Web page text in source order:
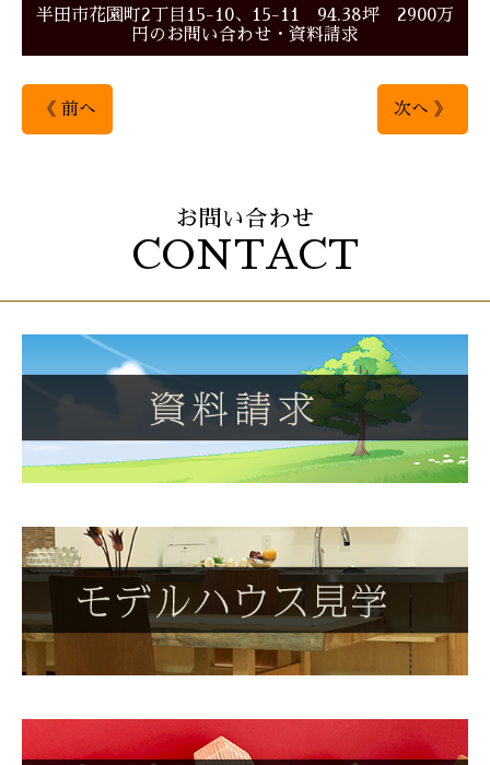
半田市花園町2丁目15-10、15-11 94.38坪 2900万
円のお問い合わせ・資料請求
《 前へ 次へ 》
お問い合わせ
CONTACT